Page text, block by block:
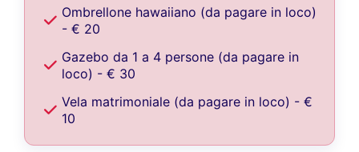
Ombrellone hawaiiano (da pagare in loco)
- € 20
Gazebo da 1 a 4 persone (da pagare in
loco) - € 30
Vela matrimoniale (da pagare in loco) - €
10